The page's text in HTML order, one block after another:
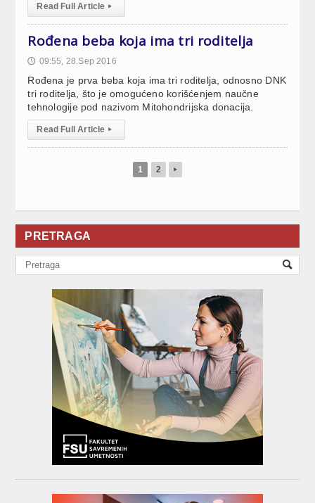
Read Full Article ▸
Rođena beba koja ima tri roditelja
🕔 09:55, 28.Sep 2016
Rođena je prva beba koja ima tri roditelja, odnosno DNK
tri roditelja, što je omogućeno korišćenjem naučne
tehnologije pod nazivom Mitohondrijska donacija.
Read Full Article ▸
1 2 ▸
PRETRAGA